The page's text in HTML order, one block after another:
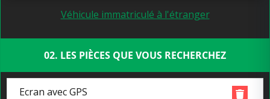
Véhicule immatriculé à l'étranger
02. LES PIÈCES QUE VOUS RECHERCHEZ
Ecran avec GPS